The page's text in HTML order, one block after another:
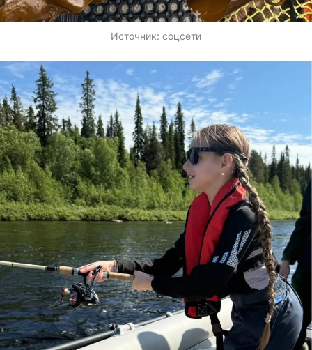
Источник: соцсети